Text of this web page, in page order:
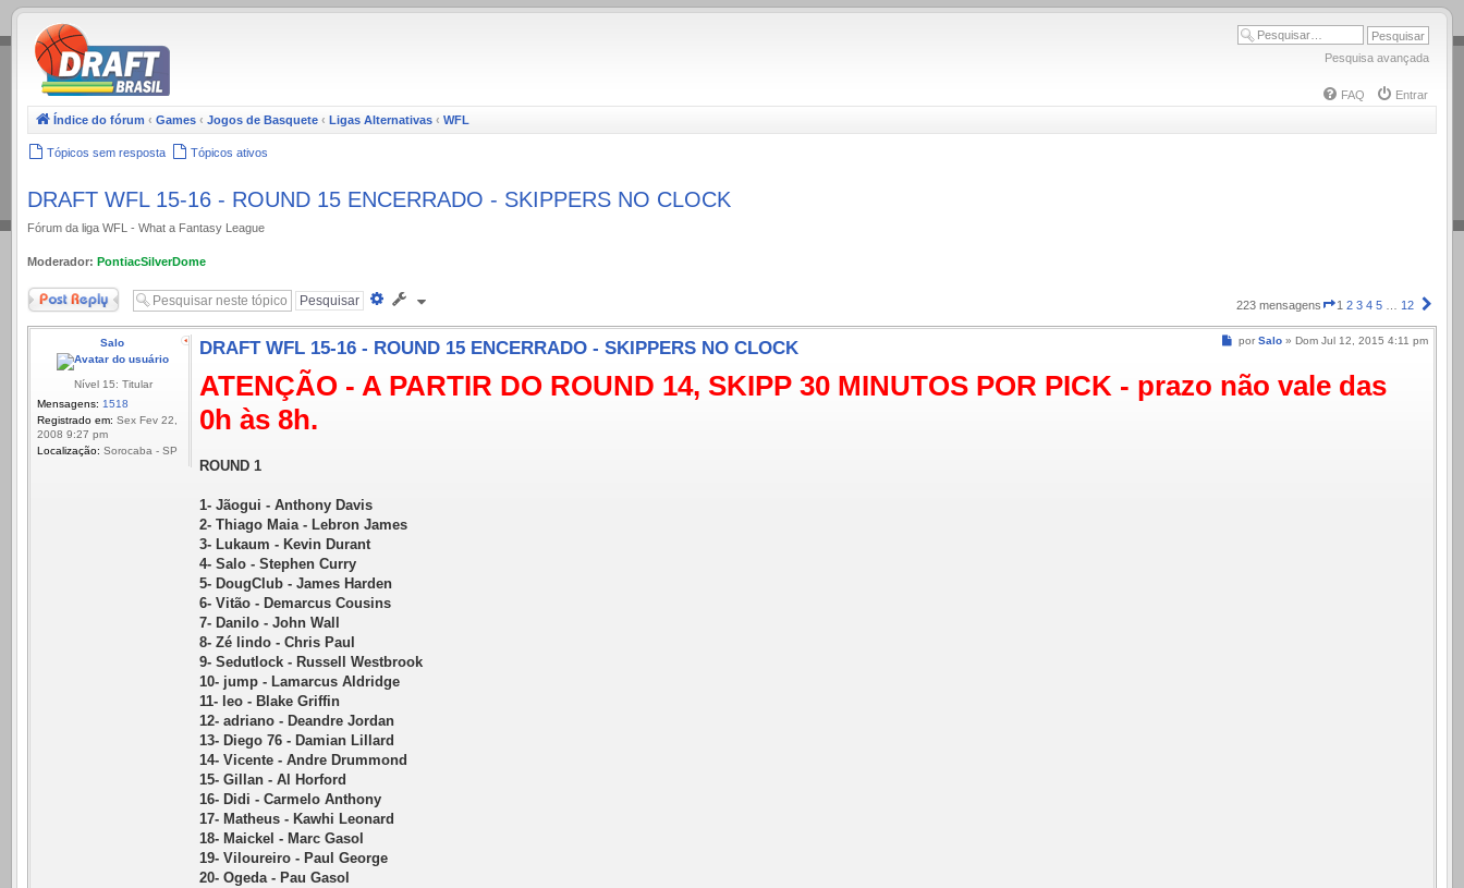
.
Pesquisa avançada
FAQ
Entrar
Índice do fórum ‹ Games ‹ Jogos de Basquete ‹ Ligas Alternativas ‹ WFL
Tópicos sem resposta Tópicos ativos
DRAFT WFL 15-16 - ROUND 15 ENCERRADO - SKIPPERS NO CLOCK
Fórum da liga WFL - What a Fantasy League
Moderador: PontiacSilverDome
Responder
Pesquisa
223 mensagens Página
de
1 2 3 4 5 12
Salo
Nível 15: Titular
Mensagens: 1518
Registrado em: Sex Fev 22,
2008 9:27 pm
Localização: Sorocaba - SP
Mensagem
por Salo » Dom Jul 12, 2015 4:11 pm
DRAFT WFL 15-16 - ROUND 15 ENCERRADO - SKIPPERS NO CLOCK
ATENÇÃO - A PARTIR DO ROUND 14, SKIPP 30 MINUTOS POR PICK - prazo não vale das
0h às 8h.
ROUND 1
1- Jãogui - Anthony Davis
2- Thiago Maia - Lebron James
3- Lukaum - Kevin Durant
4- Salo - Stephen Curry
5- DougClub - James Harden
6- Vitão - Demarcus Cousins
7- Danilo - John Wall
8- Zé lindo - Chris Paul
9- Sedutlock - Russell Westbrook
10- jump - Lamarcus Aldridge
11- leo - Blake Griffin
12- adriano - Deandre Jordan
13- Diego 76 - Damian Lillard
14- Vicente - Andre Drummond
15- Gillan - Al Horford
16- Didi - Carmelo Anthony
17- Matheus - Kawhi Leonard
18- Maickel - Marc Gasol
19- Viloureiro - Paul George
20- Ogeda - Pau Gasol